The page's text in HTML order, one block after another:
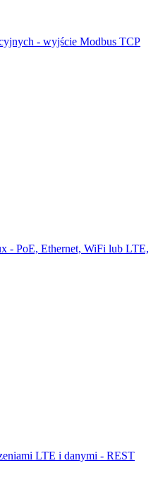
- wyjście Modbus TCP
- PoE, Ethernet, WiFi lub LTE,
LTE i danymi - REST